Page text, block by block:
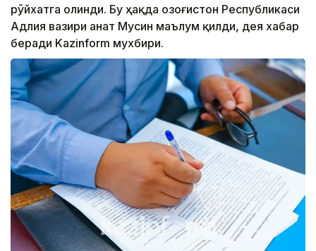
рўйхатга олинди. Бу ҳақда Қозоғистон Республикаси
Адлия вазири Қанат Мусин маълум қилди, дея хабар
беради Kazinform мухбири.